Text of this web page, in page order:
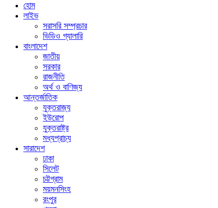
হোম
লাইভ
সরাসরি সম্প্রচার
ভিডিও গ্যালারি
বাংলাদেশ
জাতীয়
সরকার
রাজনীতি
অর্থ ও বাণিজ্য
আন্তর্জাতিক
যুক্তরাজ্য
ইউরোপ
যুক্তরাষ্ট্র
মধ্যপ্রাচ্য
সারাদেশ
ঢাকা
সিলেট
চট্টগ্রাম
ময়মনসিংহ
রংপুর